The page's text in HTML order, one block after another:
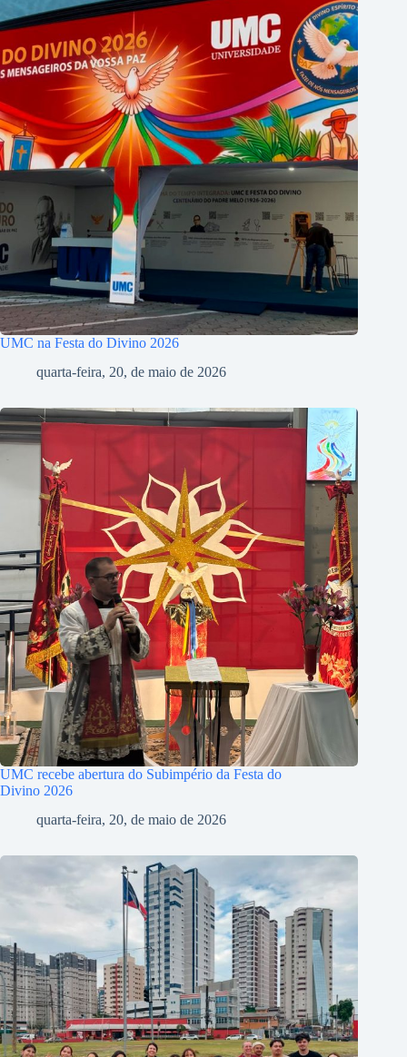
UMC na Festa do Divino 2026
quarta-feira, 20, de maio de 2026
UMC recebe abertura do Subimpério da Festa do
Divino 2026
quarta-feira, 20, de maio de 2026